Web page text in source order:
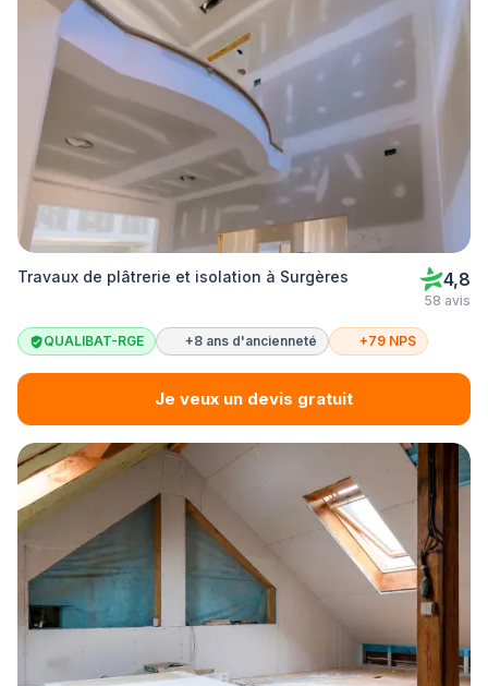
Travaux de plâtrerie et isolation à Surgères 4,8
58 avis
QUALIBAT-RGE +8 ans d'ancienneté +79 NPS
Je veux un devis gratuit